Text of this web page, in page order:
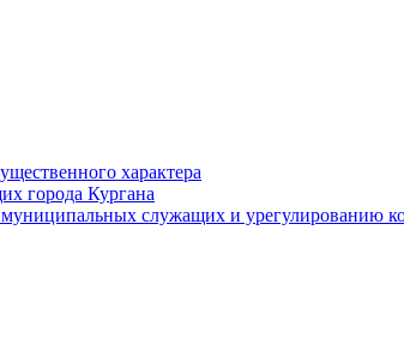
характера
города Кургана
служащих и урегулированию